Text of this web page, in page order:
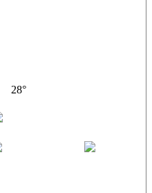
28°